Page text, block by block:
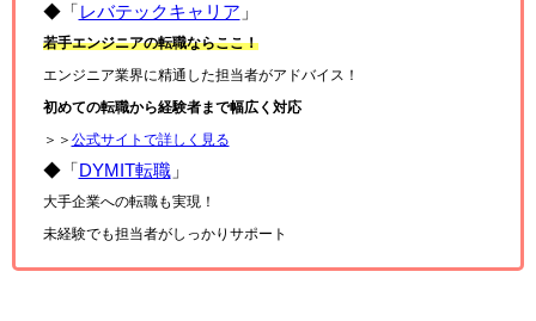
◆「 レバテックキャリア 」
若手エンジニアの転職ならここ！
エンジニア業界に精通した担当者がアドバイス！
初めての転職から経験者まで幅広く対応
＞＞ 公式サイトで詳しく見る
◆「DYMIT転職 」
大手企業への転職も実現！
未経験でも担当者がしっかりサポート